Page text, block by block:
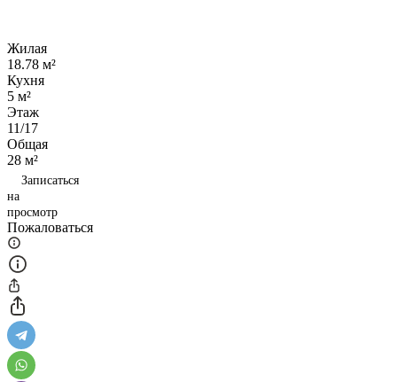
Жилая
18.78 м²
Кухня
5 м²
Этаж
11/17
Общая
28 м²
Записаться
на
просмотр
Пожаловаться